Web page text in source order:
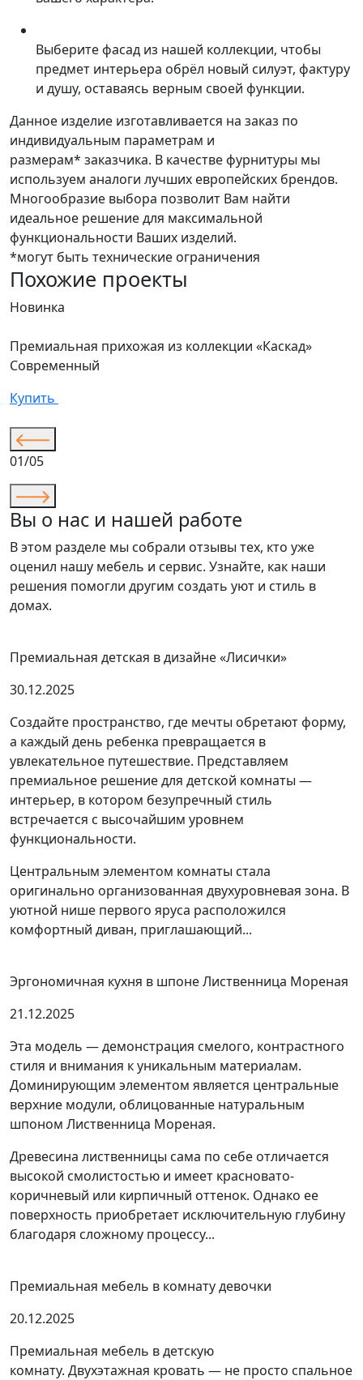
Выберите фасад из нашей коллекции, чтобы
предмет интерьера обрёл новый силуэт, фактуру
и душу, оставаясь верным своей функции.
Данное изделие изготавливается на заказ по
индивидуальным параметрам и
размерам* заказчика. В качестве фурнитуры мы
используем аналоги лучших европейских брендов.
Многообразие выбора позволит Вам найти
идеальное решение для максимальной
функциональности Ваших изделий.
*могут быть технические ограничения
Похожие проекты
Новинка
Премиальная прихожая из коллекции «Каскад»
Современный
Купить
01/05
Вы о нас и нашей работе
В этом разделе мы собрали отзывы тех, кто уже
оценил нашу мебель и сервис. Узнайте, как наши
решения помогли другим создать уют и стиль в
домах.
Премиальная детская в дизайне «Лисички»
30.12.2025
Создайте пространство, где мечты обретают форму,
а каждый день ребенка превращается в
увлекательное путешествие. Представляем
премиальное решение для детской комнаты —
интерьер, в котором безупречный стиль
встречается с высочайшим уровнем
функциональности.
Центральным элементом комнаты стала
оригинально организованная двухуровневая зона. В
уютной нише первого яруса расположился
комфортный диван, приглашающий...
Эргономичная кухня в шпоне Лиственница Мореная
21.12.2025
Эта модель — демонстрация смелого, контрастного
стиля и внимания к уникальным материалам.
Доминирующим элементом является центральные
верхние модули, облицованные натуральным
шпоном Лиственница Мореная.
Древесина лиственницы сама по себе отличается
высокой смолистостью и имеет красновато-
коричневый или кирпичный оттенок. Однако ее
поверхность приобретает исключительную глубину
благодаря сложному процессу...
Премиальная мебель в комнату девочки
20.12.2025
Премиальная мебель в детскую
комнату. Двухэтажная кровать — не просто спальное